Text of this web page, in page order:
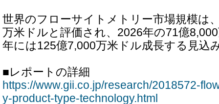
世界のフローサイトメトリー市場規模は
万米ドルと評価され、2026年の71億
年には125億7,000万米ドル成長する見込
■レポートの詳細
https://www.gii.co.jp/research/2018572-
y-product-type-technology.html